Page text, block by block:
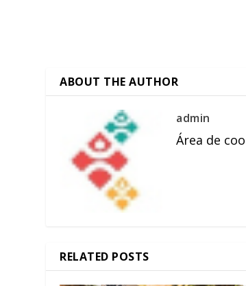
ABOUT THE AUTHOR
admin
Área de
RELATED POSTS